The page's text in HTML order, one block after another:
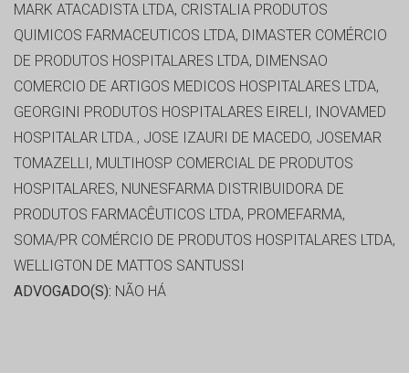
MARK ATACADISTA LTDA, CRISTALIA PRODUTOS
QUIMICOS FARMACEUTICOS LTDA, DIMASTER COMÉRCIO
DE PRODUTOS HOSPITALARES LTDA, DIMENSAO
COMERCIO DE ARTIGOS MEDICOS HOSPITALARES LTDA,
GEORGINI PRODUTOS HOSPITALARES EIRELI, INOVAMED
HOSPITALAR LTDA., JOSE IZAURI DE MACEDO, JOSEMAR
TOMAZELLI, MULTIHOSP COMERCIAL DE PRODUTOS
HOSPITALARES, NUNESFARMA DISTRIBUIDORA DE
PRODUTOS FARMACÊUTICOS LTDA, PROMEFARMA,
SOMA/PR COMÉRCIO DE PRODUTOS HOSPITALARES LTDA,
WELLIGTON DE MATTOS SANTUSSI
ADVOGADO(S): NÃO HÁ